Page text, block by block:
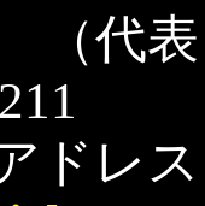
代表
ドレ